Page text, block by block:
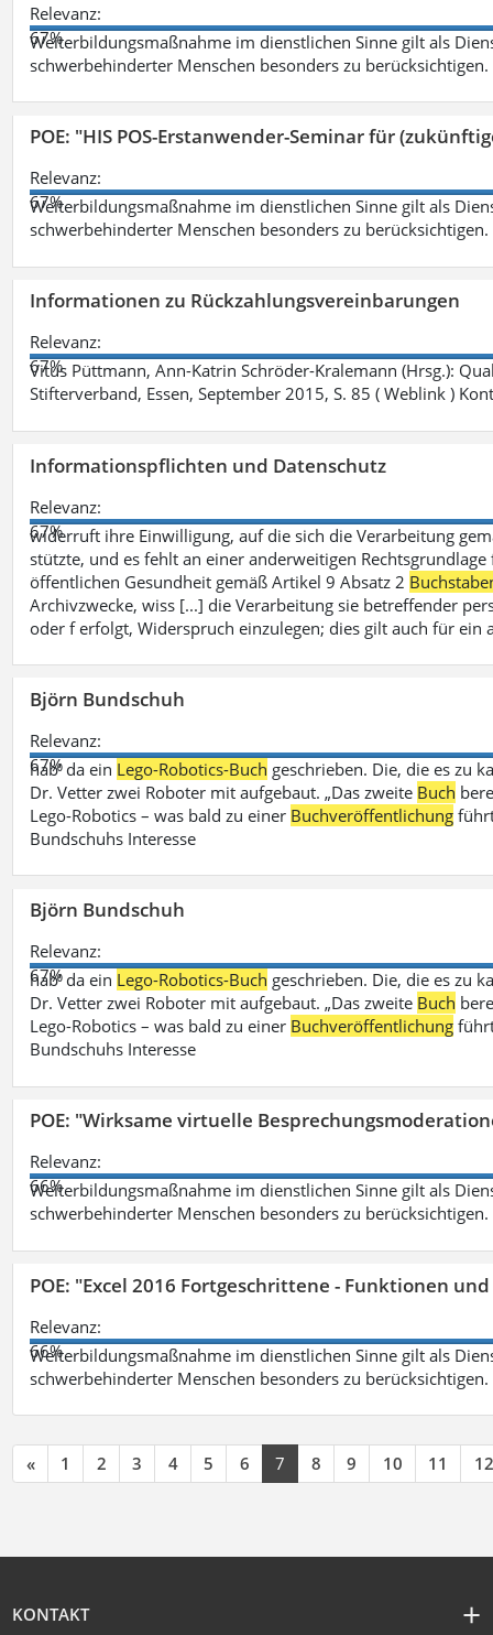
Relevanz:
67%
Weiterbildungsmaßnahme im dienstlichen Sinne gilt als
schwerbehinderter Menschen besonders zu berücksichtigen.
POE: "HIS POS-Erstanwender-Seminar für
Relevanz:
67%
Weiterbildungsmaßnahme im dienstlichen Sinne gilt als
schwerbehinderter Menschen besonders zu berücksichtigen.
Informationen zu Rückzahlungsvereinbarungen
Relevanz:
67%
Vitus Püttmann, Ann-Katrin Schröder-Kralemann (Hrsg.):
Stifterverband, Essen, September 2015, S. 85 ( Weblink )
Informationspflichten und Datenschutz
Relevanz:
67%
widerruft ihre Einwilligung, auf die sich die Verarbeitung
stützte, und es fehlt an einer anderweitigen
öffentlichen Gesundheit gemäß Artikel 9 Absatz 2
Archivzwecke, wiss [...] die Verarbeitung sie betreffender
oder f erfolgt, Widerspruch einzulegen; dies gilt auch für ein
Björn Bundschuh
Relevanz:
67%
hab‘ da ein Lego-Robotics-Buch geschrieben. Die, die es zu
Dr. Vetter zwei Roboter mit aufgebaut. „Das zweite Buch
Lego-Robotics – was bald zu einer Buchveröffentlichung
Bundschuhs Interesse
Björn Bundschuh
Relevanz:
67%
hab‘ da ein Lego-Robotics-Buch geschrieben. Die, die es zu
Dr. Vetter zwei Roboter mit aufgebaut. „Das zweite Buch
Lego-Robotics – was bald zu einer Buchveröffentlichung
Bundschuhs Interesse
POE: "Wirksame virtuelle
Relevanz:
66%
Weiterbildungsmaßnahme im dienstlichen Sinne gilt als
schwerbehinderter Menschen besonders zu berücksichtigen.
POE: "Excel 2016 Fortgeschrittene - Funktionen
Relevanz:
66%
Weiterbildungsmaßnahme im dienstlichen Sinne gilt als
schwerbehinderter Menschen besonders zu berücksichtigen.
« 1 2 3 4 5 6 7 8 9 10 11 12
KONTAKT